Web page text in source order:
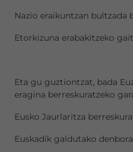
Nazio eraikuntzan bultzada
Etorkizuna erabakitzeko
Eta gu guztiontzat, bada
eragina berreskuratzeko
Eusko Jaurlaritza
Euskadik galdutako